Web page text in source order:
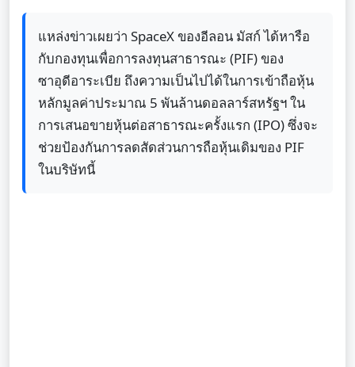
แหล่งข่าวเผยว่า SpaceX ของอีลอน มัสก์ ได้หารือ
กับกองทุนเพื่อการลงทุนสาธารณะ (PIF) ของ
ซาอุดีอาระเบีย ถึงความเป็นไปได้ในการเข้าถือหุ้น
หลักมูลค่าประมาณ 5 พันล้านดอลลาร์สหรัฐฯ ใน
การเสนอขายหุ้นต่อสาธารณะครั้งแรก (IPO) ซึ่งจะ
ช่วยป้องกันการลดสัดส่วนการถือหุ้นเดิมของ PIF
ในบริษัทนี้